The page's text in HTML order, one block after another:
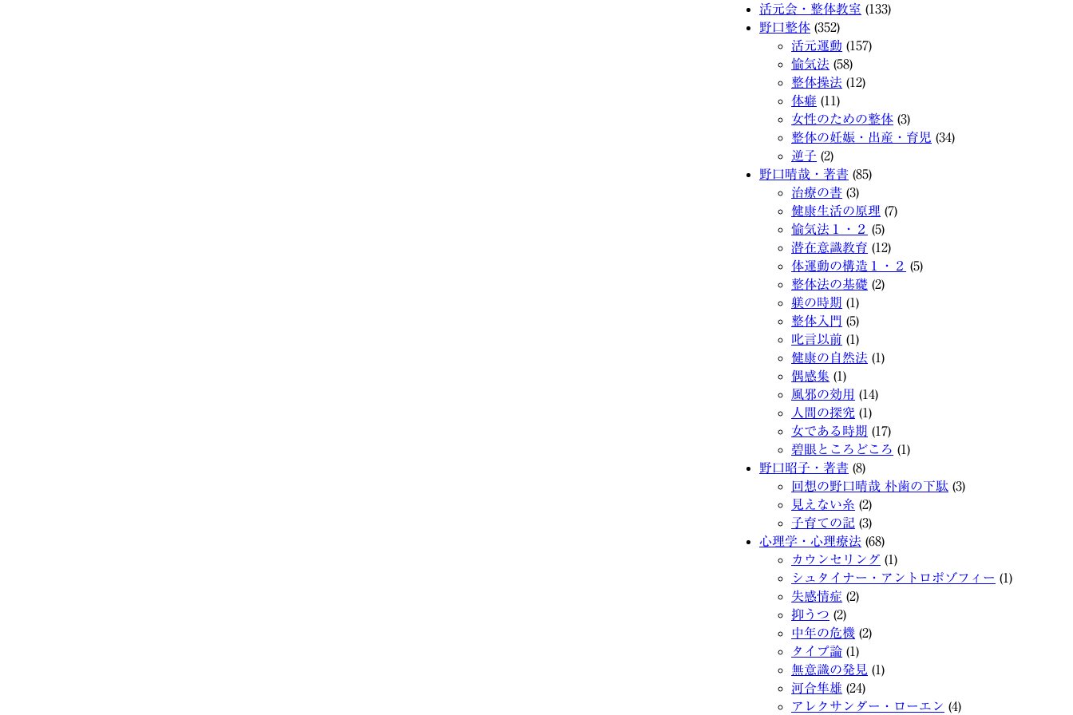
活元会・整体教室 (133)
野口整体 (352)
活元運動 (157)
愉気法 (58)
整体操法 (12)
体癖 (11)
女性のための整体 (3)
整体の妊娠・出産・育児 (34)
逆子 (2)
野口晴哉・著書 (85)
治療の書 (3)
健康生活の原理 (7)
愉気法１・２ (5)
潜在意識教育 (12)
体運動の構造１・２ (5)
整体法の基礎 (2)
躾の時期 (1)
整体入門 (5)
叱言以前 (1)
健康の自然法 (1)
偶感集 (1)
風邪の効用 (14)
人間の探究 (1)
女である時期 (17)
碧眼ところどころ (1)
野口昭子・著書 (8)
回想の野口晴哉 朴歯の下駄 (3)
見えない糸 (2)
子育ての記 (3)
心理学・心理療法 (68)
カウンセリング (1)
シュタイナー・アントロポゾフィー (1)
失感情症 (2)
抑うつ (2)
中年の危機 (2)
タイプ論 (1)
無意識の発見 (1)
河合隼雄 (24)
アレクサンダー・ローエン (4)